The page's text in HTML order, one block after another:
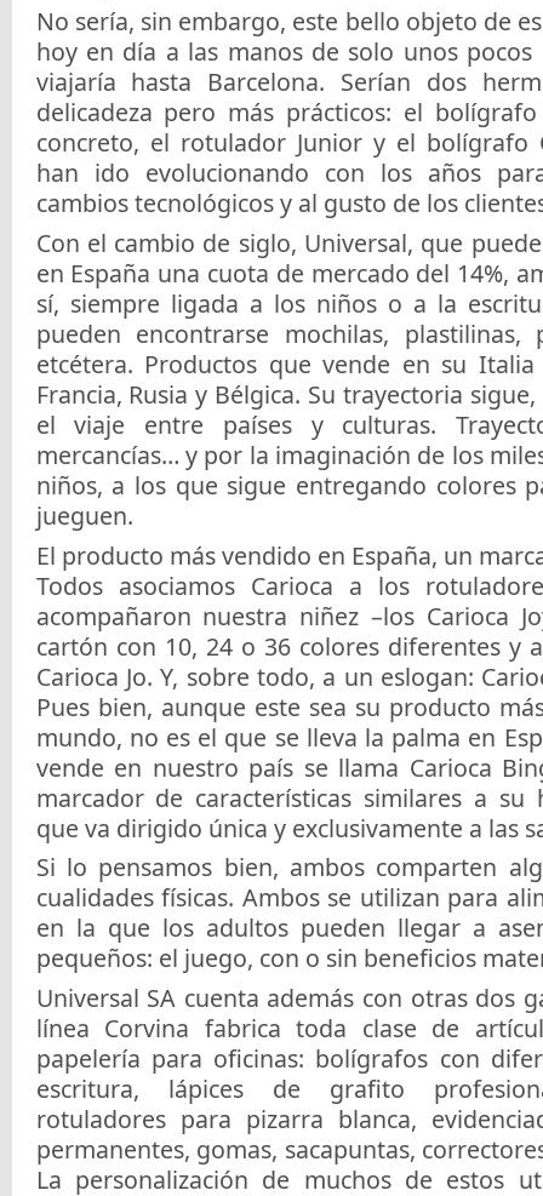
No sería, sin embargo, este bello objeto de
hoy en día a las manos de solo unos
viajaría hasta Barcelona. Serían dos
delicadeza pero más prácticos: el
concreto, el rotulador Junior y el bolígrafo
han ido evolucionando con los años
cambios tecnológicos y al gusto de los
Con el cambio de siglo, Universal, que
en España una cuota de mercado del 14%,
sí, siempre ligada a los niños o a la
pueden encontrarse mochilas,
etcétera. Productos que vende en su
Francia, Rusia y Bélgica. Su trayectoria
el viaje entre países y culturas.
mercancías… y por la imaginación de los
niños, a los que sigue entregando colores
jueguen.
El producto más vendido en España, un
Todos asociamos Carioca a los
acompañaron nuestra niñez –los Carioca
cartón con 10, 24 o 36 colores diferentes y
Carioca Jo. Y, sobre todo, a un eslogan:
Pues bien, aunque este sea su producto
mundo, no es el que se lleva la palma en
vende en nuestro país se llama Carioca
marcador de características similares a su
que va dirigido única y exclusivamente a las
Si lo pensamos bien, ambos comparten
cualidades físicas. Ambos se utilizan para
en la que los adultos pueden llegar a
pequeños: el juego, con o sin beneficios
Universal SA cuenta además con otras dos
línea Corvina fabrica toda clase de
papelería para oficinas: bolígrafos con
escritura, lápices de grafito
rotuladores para pizarra blanca,
permanentes, gomas, sacapuntas,
La personalización de muchos de estos